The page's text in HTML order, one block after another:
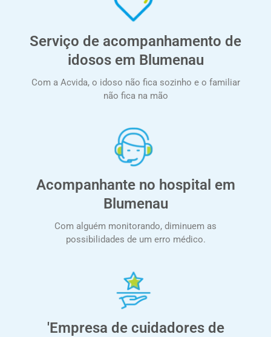
Serviço de acompanhamento de
idosos em Blumenau
Com a Acvida, o idoso não fica sozinho e o familiar
não fica na mão
Acompanhante no hospital em
Blumenau
Com alguém monitorando, diminuem as
possibilidades de um erro médico.
'Empresa de cuidadores de